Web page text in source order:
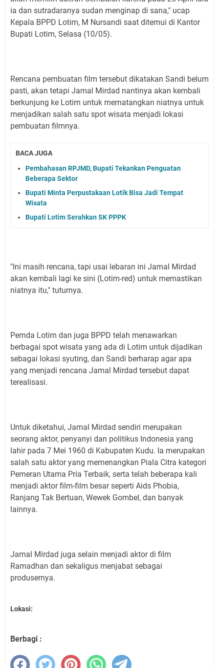
ia dan sutradaranya sudan menginap di sana," ucap
Kepala BPPD Lotim, M Nursandi saat ditemui di Kantor
Bupati Lotim, Selasa (10/05).
Rencana pembuatan film tersebut dikatakan Sandi belum
pasti, akan tetapi Jamal Mirdad nantinya akan kembali
berkunjung ke Lotim untuk mematangkan niatnya untuk
menjadikan salah satu spot wisata menjadi lokasi
pembuatan filmnya.
BACA JUGA
Pembahasan RPJMD, Bupati Tekankan Penguatan
Beberapa Sektor
Bupati Minta Perpustakaan Lotik Bisa Jadi Tempat
Wisata
Bupati Lotim Serahkan SK PPPK
"Ini masih rencana, tapi usai lebaran ini Jamal Mirdad
akan kembali lagi ke sini (Lotim-red) untuk memastikan
niatnya itu," tuturnya.
Pemda Lotim dan juga BPPD telah menawarkan
berbagai spot wisata yang ada di Lotim untuk dijadikan
sebagai lokasi syuting, dan Sandi berharap agar apa
yang menjadi rencana Jamal Mirdad tersebut dapat
terealisasi.
Untuk diketahui, Jamal Mirdad sendiri merupakan
seorang aktor, penyanyi dan politikus Indonesia yang
lahir pada 7 Mei 1960 di Kabupaten Kudu. Ia merupakan
salah satu aktor yang memenangkan Piala Citra kategori
Pemeran Utama Pria Terbaik, serta telah beberapa kali
menjadi aktor film-film besar seperti Aids Phobia,
Ranjang Tak Bertuan, Wewek Gombel, dan banyak
lainnya.
Jamal Mirdad juga selain menjadi aktor di film
Ramadhan dan sekaligus menjabat sebagai
produsernya.
Lokasi:
Berbagi :